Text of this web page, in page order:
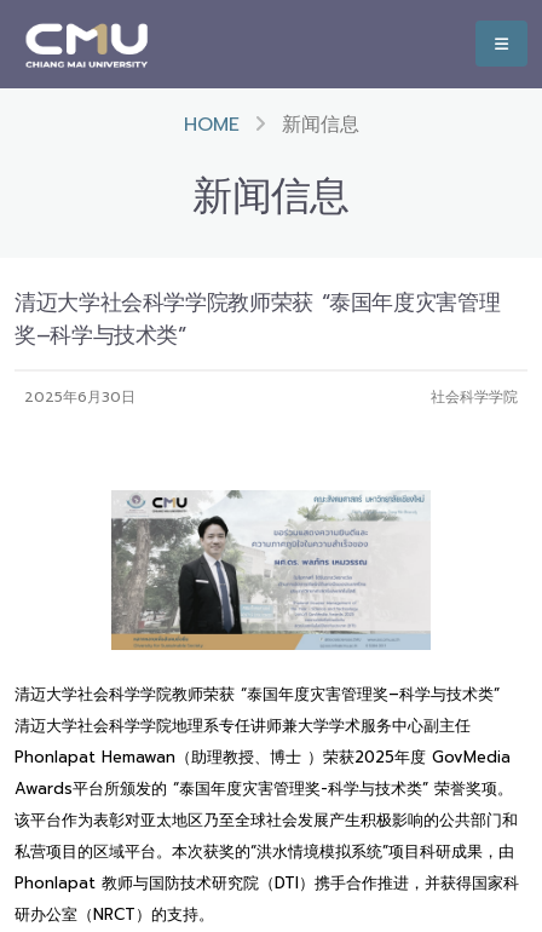
HOME 新闻信息
新闻信息
清迈大学社会科学学院教师荣获 “泰国年度灾害管理
奖–科学与技术类”
2025年6月30日 社会科学学院
清迈大学社会科学学院教师荣获 “泰国年度灾害管理奖–科学与技术类”
清迈大学社会科学学院地理系专任讲师兼大学学术服务中心副主任
Phonlapat Hemawan（助理教授、博士 ）荣获2025年度 GovMedia
Awards平台所颁发的 “泰国年度灾害管理奖-科学与技术类” 荣誉奖项。
该平台作为表彰对亚太地区乃至全球社会发展产生积极影响的公共部门和
私营项目的区域平台。本次获奖的“洪水情境模拟系统”项目科研成果，由
Phonlapat 教师与国防技术研究院（DTI）携手合作推进，并获得国家科
研办公室（NRCT）的支持。